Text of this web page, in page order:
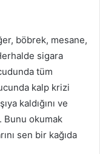
böbrek, mesane,
sigara
tüm
kalp krizi
kaldığını ve
Bunu okumak
sen bir kağıda